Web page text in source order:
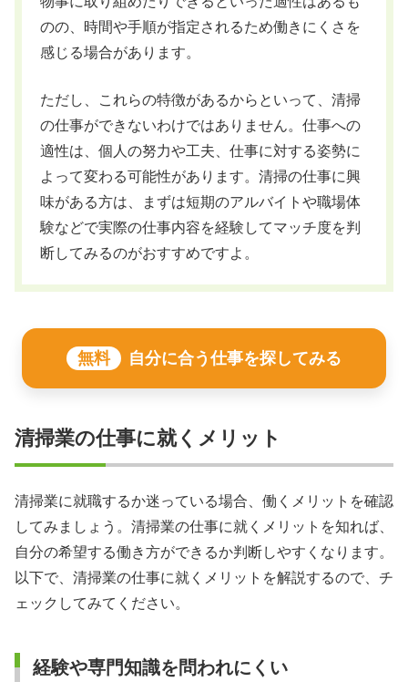
のの、時間や手順が指定されるため働きにくさを
感じる場合があります。
ただし、これらの特徴があるからといって、清掃
の仕事ができないわけではありません。仕事への
適性は、個人の努力や工夫、仕事に対する姿勢に
よって変わる可能性があります。清掃の仕事に興
味がある方は、まずは短期のアルバイトや職場体
験などで実際の仕事内容を経験してマッチ度を判
断してみるのがおすすめですよ。
無料 自分に合う仕事を探してみる
清掃業の仕事に就くメリット
清掃業に就職するか迷っている場合、働くメリットを確認
してみましょう。清掃業の仕事に就くメリットを知れば、
自分の希望する働き方ができるか判断しやすくなります。
以下で、清掃業の仕事に就くメリットを解説するので、チ
ェックしてみてください。
経験や専門知識を問われにくい